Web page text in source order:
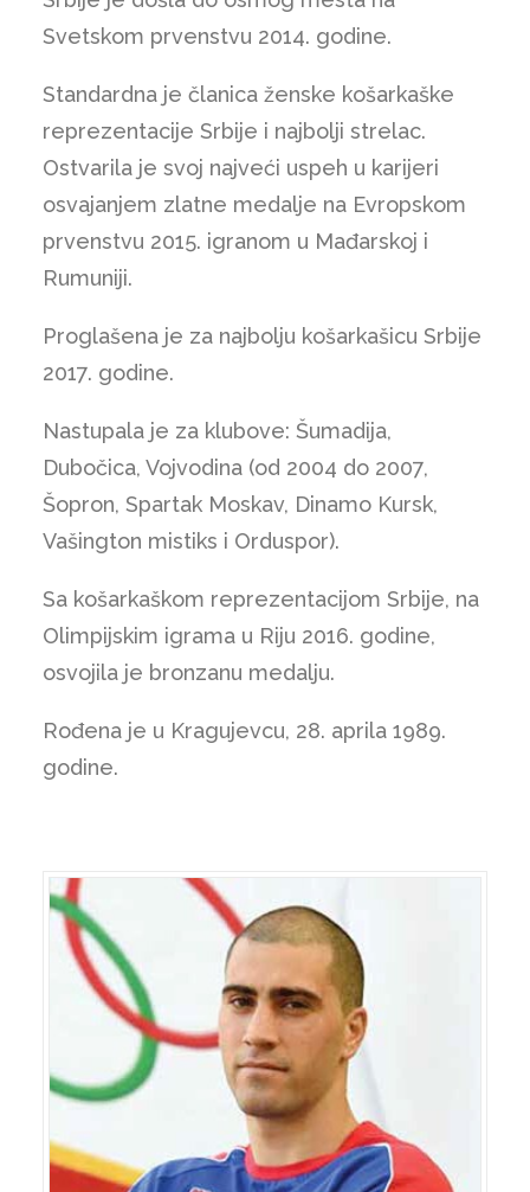
Svetskom prvenstvu 2014. godine.
Standardna je članica ženske košarkaške
reprezentacije Srbije i najbolji strelac.
Ostvarila je svoj najveći uspeh u karijeri
osvajanjem zlatne medalje na Evropskom
prvenstvu 2015. igranom u Mađarskoj i
Rumuniji.
Proglašena je za najbolju košarkašicu Srbije
2017. godine.
Nastupala je za klubove: Šumadija,
Dubočica, Vojvodina (od 2004 do 2007,
Šopron, Spartak Moskav, Dinamo Kursk,
Vašington mistiks i Orduspor).
Sa košarkaškom reprezentacijom Srbije, na
Olimpijskim igrama u Riju 2016. godine,
osvojila je bronzanu medalju.
Rođena je u Kragujevcu, 28. aprila 1989.
godine.